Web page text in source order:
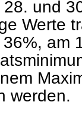
und
Werte
am
werden.